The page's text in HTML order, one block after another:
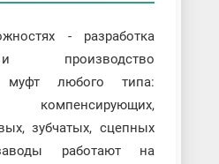
- разработка
производство
муфт любого типа:
зубчатых, сцепных
работают на